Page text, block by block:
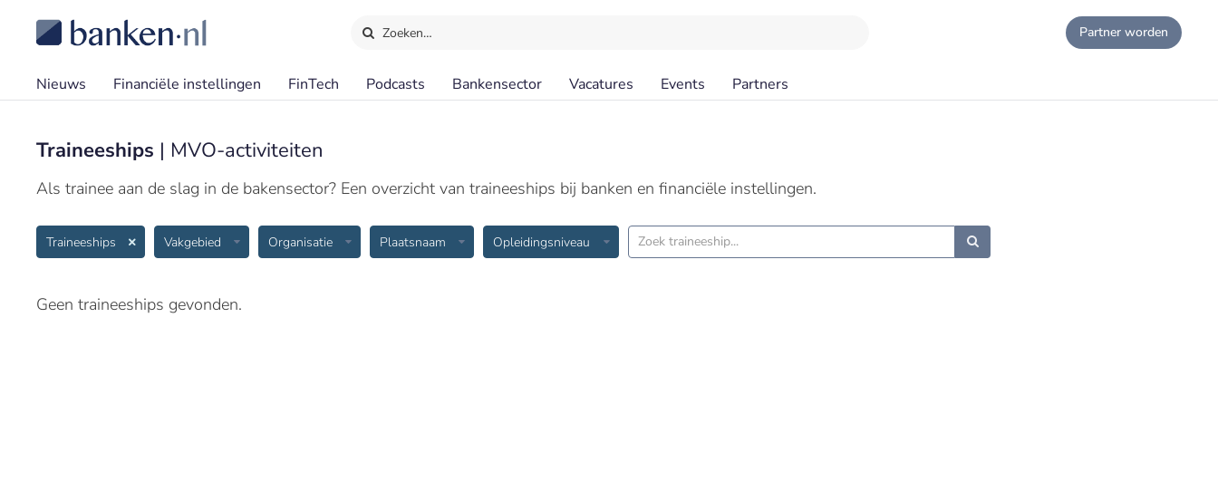
Zoeken… Partner worden
Nieuws Financiële instellingen FinTech Podcasts Bankensector Vacatures Events Partners
Traineeships | MVO-activiteiten
Als trainee aan de slag in de bakensector? Een overzicht van traineeships bij banken en financiële instellingen.
Traineeships Vakgebied Organisatie Plaatsnaam Opleidingsniveau
Geen traineeships gevonden.